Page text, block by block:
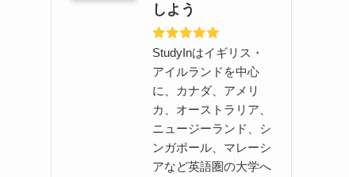
しよう
StudyInはイギリス・
アイルランドを中心
に、カナダ、アメリ
カ、オーストラリア、
ニュージーランド、シ
ンガポール、マレーシ
アなど英語圏の大学へ